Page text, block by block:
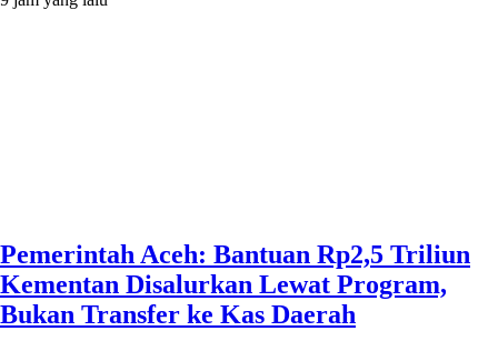
Pemerintah Aceh: Bantuan Rp2,5 Triliun
Kementan Disalurkan Lewat Program,
Bukan Transfer ke Kas Daerah